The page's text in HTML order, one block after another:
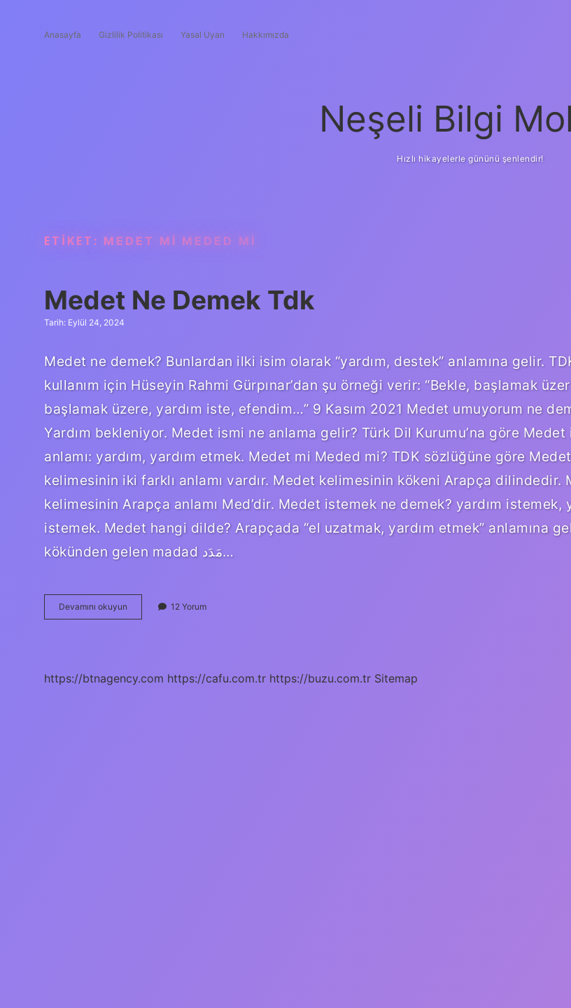
Anasayfa Gizlilik Politikası Yasal Uyarı Hakkımızda
Neşeli Bilgi
Hızlı hikayelerle gününü şenlendir!
ETIKET: MEDET MI MEDED MI
Medet Ne Demek Tdk
Tarih: Eylül 24, 2024
Medet ne demek? Bunlardan ilki isim olarak “yardım, destek” anlamına gelir.
kullanım için Hüseyin Rahmi Gürpınar’dan şu örneği verir: “Bekle, başlamak
başlamak üzere, yardım iste, efendim…” 9 Kasım 2021 Medet umuyorum ne
Yardım bekleniyor. Medet ismi ne anlama gelir? Türk Dil Kurumu’na göre
anlamı: yardım, yardım etmek. Medet mi Meded mi? TDK sözlüğüne göre Medet
kelimesinin iki farklı anlamı vardır. Medet kelimesinin kökeni Arapça dilindedir.
kelimesinin Arapça anlamı Med’dir. Medet istemek ne demek? yardım istemek,
istemek. Medet hangi dilde? Arapçada “el uzatmak, yardım etmek” anlamına
kökünden gelen madad مَدَد…
Devamını okuyun
Ne
12 Yorum
https://btnagency.com https://cafu.com.tr https://buzu.com.tr Sitemap